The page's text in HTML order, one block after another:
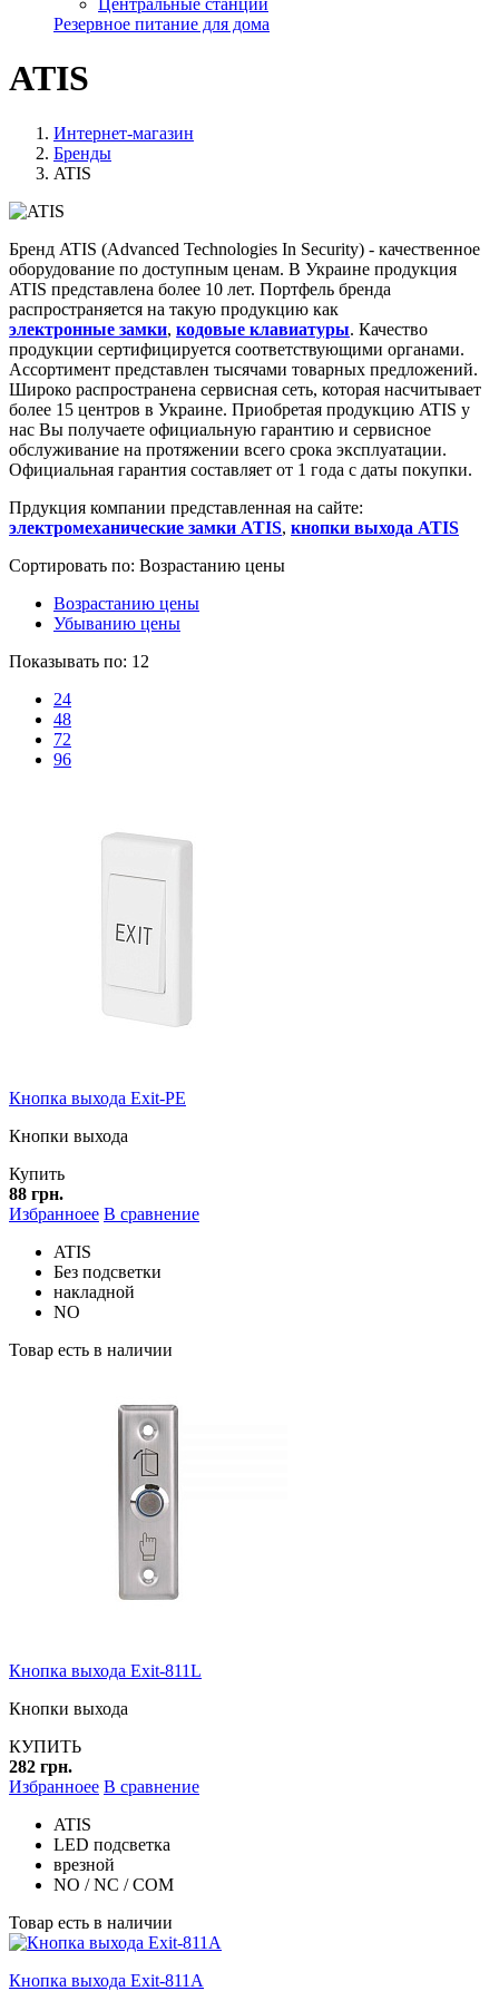
Резервное питание для дома
ATIS
Интернет-магазин
Бренды
ATIS
Бренд ATIS (Advanced Technologies In Security) - качественное
оборудование по доступным ценам. В Украине продукция
ATIS представлена более 10 лет. Портфель бренда
распространяется на такую продукцию как
электронные замки, кодовые клавиатуры. Качество
продукции сертифицируется соответствующими органами.
Ассортимент представлен тысячами товарных предложений.
Широко распространена сервисная сеть, которая насчитывает
более 15 центров в Украине. Приобретая продукцию ATIS у
нас Вы получаете официальную гарантию и сервисное
обслуживание на протяжении всего срока эксплуатации.
Официальная гарантия составляет от 1 года с даты покупки.
Прдукция компании представленная на сайте:
электромеханические замки ATIS, кнопки выхода ATIS
Сортировать по: Возрастанию цены
Возрастанию цены
Убыванию цены
Показывать по: 12
24
48
72
96
Кнопка выхода Exit-PE
Кнопки выхода
Купить
88 грн.
Избранноее В сравнение
ATIS
Без подсветки
накладной
NO
Товар есть в наличии
Кнопка выхода Exit-811L
Кнопки выхода
КУПИТЬ
282 грн.
Избранноее В сравнение
ATIS
LED подсветка
врезной
NO / NC / COM
Товар есть в наличии
Кнопка выхода Exit-811A